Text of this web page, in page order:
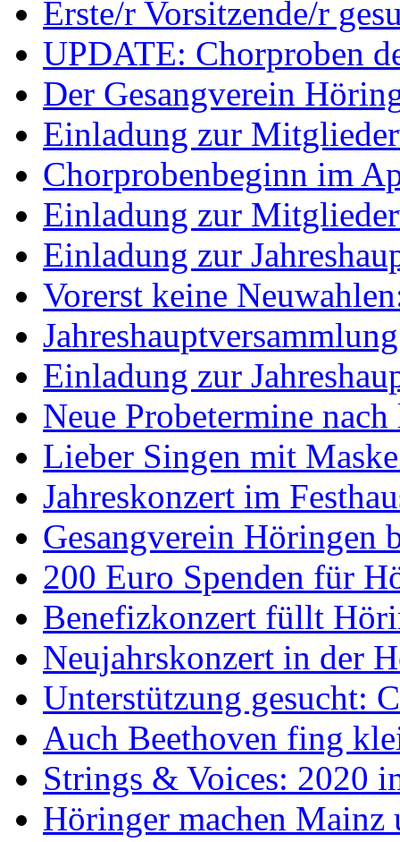
Erste/r Vorsitzende/r
UPDATE: Chorproben
Der Gesangverein
Einladung zur
Chorprobenbeginn im
Einladung zur
Einladung zur
Vorerst keine
Einladung zur
Neue Probetermine
Lieber Singen mit
Jahreskonzert im
Gesangverein
200 Euro Spenden für
Benefizkonzert füllt
Neujahrskonzert in der
Unterstützung gesucht:
Auch Beethoven fing
Strings & Voices: 2020
Höringer machen Mainz